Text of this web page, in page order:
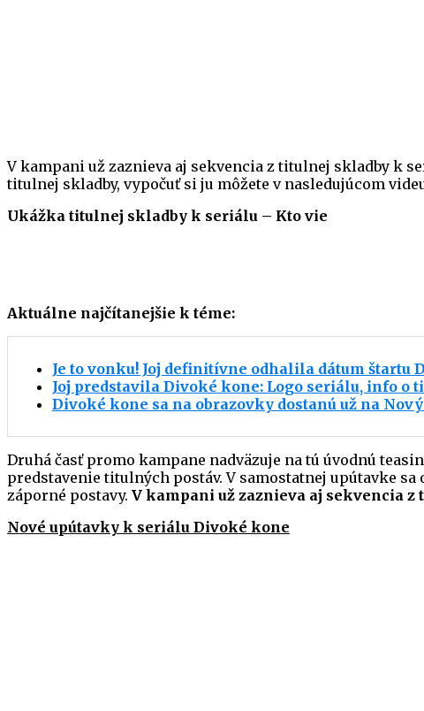
V kampani už zaznieva aj sekvencia z titulnej skladby k
titulnej skladby, vypočuť si ju môžete v nasledujúcom
Ukážka titulnej skladby k seriálu – Kto vie
Aktuálne najčítanejšie k téme:
Je to vonku! Joj definitívne odhalila dátum štartu
Joj predstavila Divoké kone: Logo seriálu, info
Divoké kone sa na obrazovky dostanú už na
Druhá časť promo kampane nadväzuje na tú úvodnú
predstavenie titulných postáv. V samostatnej upútavke
záporné postavy. V kampani už zaznieva aj sekvencia
Nové upútavky k seriálu Divoké kone